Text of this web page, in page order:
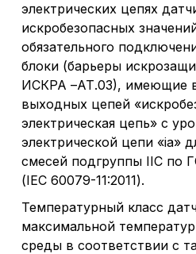
электрических цепях
искробезопасных
обязательного
блоки (барьеры
ИСКРА –АТ.03), имеющие
выходных цепей
электрическая цепь» с
электрической цепи «ia»
смесей подгруппы IIC по
(IEC 60079-11:2011).
Температурный класс
максимальной
среды в соответствии с